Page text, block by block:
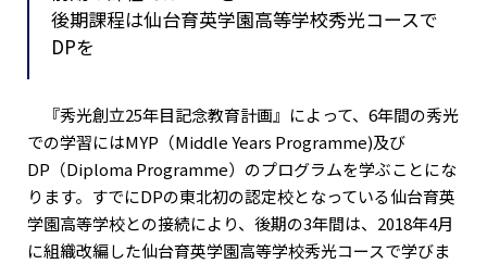
後期課程は仙台育英学園高等学校秀光コースで
DPを
『秀光創立25年目記念教育計画』によって、6年間の秀光
での学習にはMYP（Middle Years Programme)及び
DP（Diploma Programme）のプログラムを学ぶことにな
ります。すでにDPの東北初の認定校となっている仙台育英
学園高等学校との接続により、後期の3年間は、2018年4月
に組織改編した仙台育英学園高等学校秀光コースで学びま